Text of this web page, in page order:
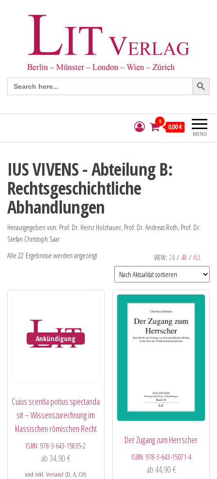
Search
for:
Search Button
MENÜ
0
0,00 €
IUS VIVENS - Abteilung B:
Rechtsgeschichtliche
Abhandlungen
Herausgegeben von: Prof. Dr. Heinz Holzhauer, Prof. Dr. Andreas Roth, Prof. Dr.
Stefan Christoph Saar
VIEW: 24 / 48 / ALL
Alle 22 Ergebnisse werden angezeigt
Ankündigung
Cuius scentia potius spectanda
sit – Wissenszurechnung im
klassischen römischen Recht
ISBN:978-3-643-15835-2
ab34,90€
und inkl.Versand (D, A, CH)
Der Zugang zum Herrscher
ISBN: 978-3-643-15071-4
ab44,90 €